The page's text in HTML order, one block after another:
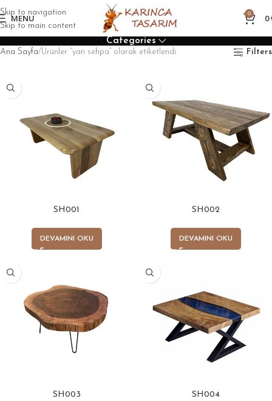
Skip to navigation
Skip to main content
MENU 0 0
Categories
Ana Sayfa Ürünler “yan sehpa” olarak etiketlendi Filters
SH001
DEVAMINI OKU
SH002
DEVAMINI OKU
SH003 SH004